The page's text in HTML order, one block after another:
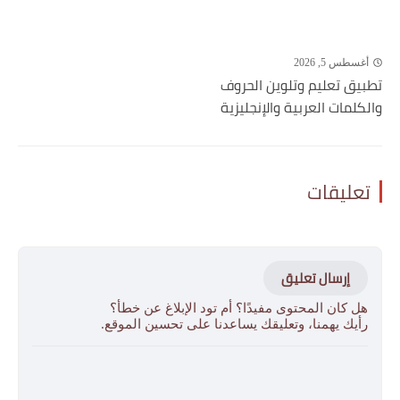
أغسطس 5, 2026
تطبيق تعليم وتلوين الحروف
والكلمات العربية والإنجليزية
تعليقات
إرسال تعليق
هل كان المحتوى مفيدًا؟ أم تود الإبلاغ عن خطأ؟
رأيك يهمنا، وتعليقك يساعدنا على تحسين الموقع.